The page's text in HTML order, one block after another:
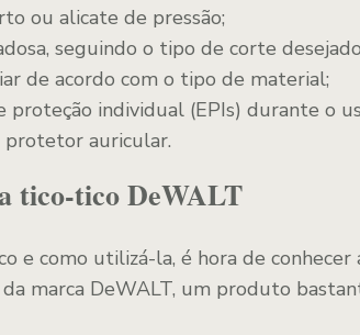
ou alicate de pressão;
seguindo o tipo de corte
de acordo com o tipo de material;
proteção individual (EPIs) durante o
protetor auricular.
tico-tico DeWALT
e como utilizá-la, é hora de conhecer
marca DeWALT, um produto